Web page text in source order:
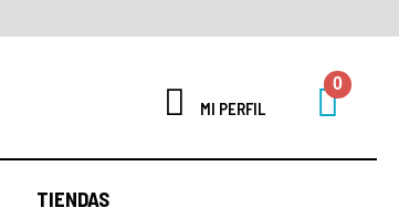
MI PERFIL
TIENDAS